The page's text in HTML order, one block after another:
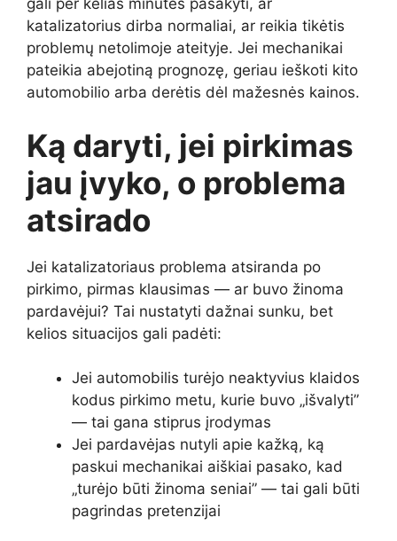
gali per kelias minutes pasakyti, ar
katalizatorius dirba normaliai, ar reikia tikėtis
problemų netolimoje ateityje. Jei mechanikai
pateikia abejotiną prognozę, geriau ieškoti kito
automobilio arba derėtis dėl mažesnės kainos.
Ką daryti, jei pirkimas
jau įvyko, o problema
atsirado
Jei katalizatoriaus problema atsiranda po
pirkimo, pirmas klausimas — ar buvo žinoma
pardavėjui? Tai nustatyti dažnai sunku, bet
kelios situacijos gali padėti:
Jei automobilis turėjo neaktyvius klaidos
kodus pirkimo metu, kurie buvo „išvalyti”
— tai gana stiprus įrodymas
Jei pardavėjas nutyli apie kažką, ką
paskui mechanikai aiškiai pasako, kad
„turėjo būti žinoma seniai” — tai gali būti
pagrindas pretenzijai